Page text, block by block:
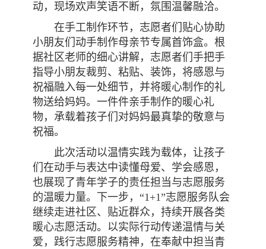
动，现场欢声笑语不断，氛围温馨融洽。
在手工制作环节，志愿者们贴心协助
小朋友们动手制作母亲节专属首饰盒。根
据社区老师的细心讲解，志愿者们手把手
指导小朋友裁剪、粘贴、装饰，将感恩与
祝福融入每一处细节，并将暖心制作的礼
物送给妈妈。一件件亲手制作的暖心礼
物，承载着孩子们对妈妈最真挚的敬意与
祝福。
此次活动以温情实践为载体，让孩子
们在动手与表达中读懂母爱、学会感恩，
也展现了青年学子的责任担当与志愿服务
的温暖力量。下一步，“1+1”志愿服务队会
继续走进社区、贴近群众，持续开展各类
暖心志愿活动。以实际行动传递温情与关
爱，践行志愿服务精神，在奉献中担当青